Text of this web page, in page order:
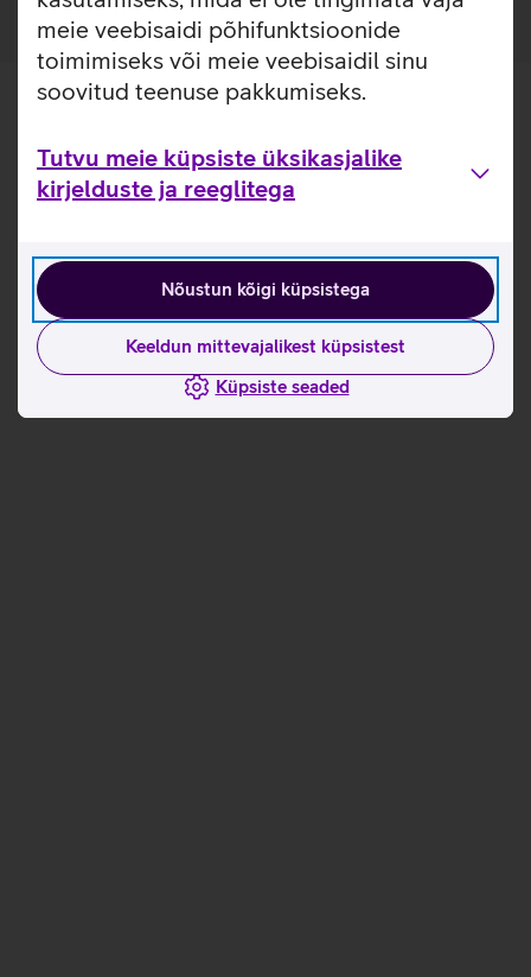
meie veebisaidi põhifunktsioonide
toimimiseks või meie veebisaidil sinu
soovitud teenuse pakkumiseks.
Tutvu meie küpsiste üksikasjalike
kirjelduste ja reeglitega
Nõustun kõigi küpsistega
Keeldun mittevajalikest küpsistest
Küpsiste seaded